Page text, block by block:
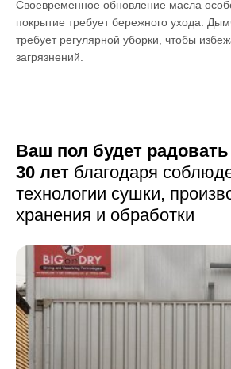
Своевременное обновление масла
покрытие требует бережного ухода.
требует регулярной уборки, чтобы
загрязнений.
Ваш пол будет
30 лет благодаря
технологии сушки,
хранения и обработки